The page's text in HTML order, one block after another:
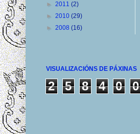
► 2011 (2)
► 2010 (29)
► 2008 (16)
VISUALIZACIÓNS DE PÁXINAS
2 5 8 4 0 0